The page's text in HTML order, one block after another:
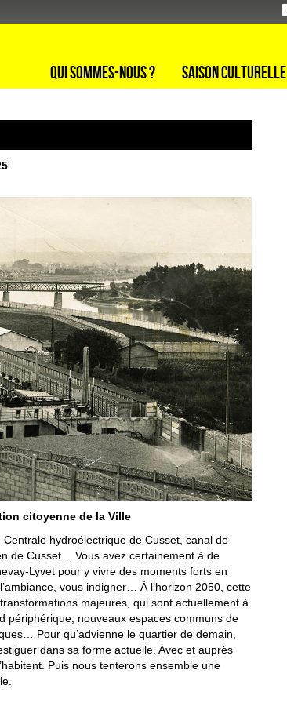
Qui sommes-nous ? Saison culturelle
citoyenne de la Ville
hydroélectrique de Cusset, canal de
de Cusset… Vous avez certainement à de
Lyvet pour y vivre des moments forts en
vous indigner… À l’horizon 2050, cette
majeures, qui sont actuellement à
périphérique, nouveaux espaces communs de
Pour qu’advienne le quartier de demain,
dans sa forme actuelle. Avec et auprès
Puis nous tenterons ensemble une